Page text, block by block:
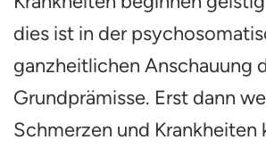
dies ist in der
ganzheitlichen Anschauung
Grundprämisse. Erst dann
Schmerzen und Krankheiten